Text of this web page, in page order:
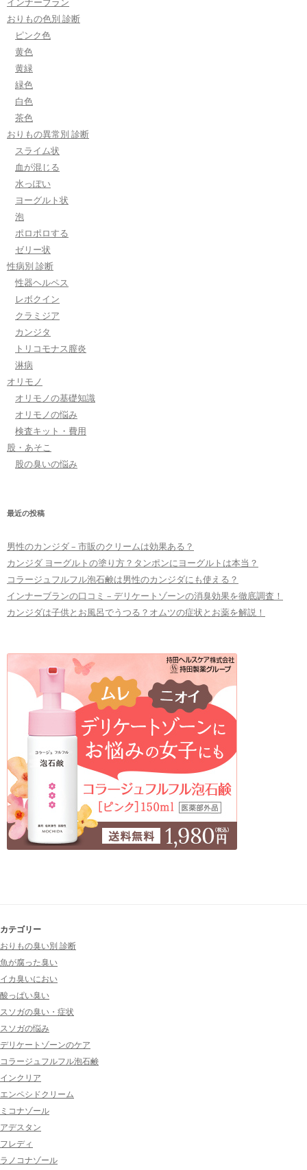
おりもの色別 診断
ピンク色
黄色
黄緑
緑色
白色
茶色
おりもの異常別 診断
スライム状
血が混じる
水っぽい
ヨーグルト状
泡
ポロポロする
ゼリー状
性病別 診断
性器ヘルペス
レボクイン
クラミジア
カンジタ
トリコモナス膣炎
淋病
オリモノ
オリモノの基礎知識
オリモノの悩み
検査キット・費用
股・あそこ
股の臭いの悩み
最近の投稿
男性のカンジダ – 市販のクリームは効果ある？
カンジダ ヨーグルトの塗り方？タンポンにヨーグルトは本当？
コラージュフルフル泡石鹸は男性のカンジダにも使える？
インナーブランの口コミ – デリケートゾーンの消臭効果を徹底調査！
カンジダは子供とお風呂でうつる？オムツの症状とお薬を解説！
カテゴリー
おりもの臭い別 診断
魚が腐った臭い
イカ臭いにおい
酸っぱい臭い
スソガの臭い・症状
スソガの悩み
デリケートゾーンのケア
コラージュフルフル泡石鹸
インクリア
エンペシドクリーム
ミコナゾール
アデスタン
フレディ
ラノコナゾール